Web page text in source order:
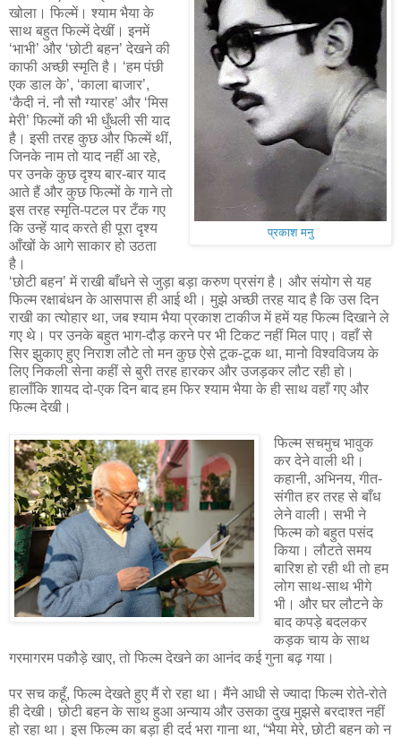
प्रकाश मनु
खोला। फिल्में। श्याम भैया के
साथ बहुत फिल्में देखीं। इनमें
‘भाभी’ और ‘छोटी बहन’ देखने की
काफी अच्छी स्मृति है। ‘हम पंछी
एक डाल के’, ‘काला बाजार’,
‘कैदी नं. नौ सौ ग्यारह’ और ‘मिस
मेरी’ फिल्मों की भी धुँधली सी याद
है। इसी तरह कुछ और फिल्में थीं,
जिनके नाम तो याद नहीं आ रहे,
पर उनके कुछ दृश्य बार-बार याद
आते हैं और कुछ फिल्मों के गाने तो
इस तरह स्मृति-पटल पर टँक गए
कि उन्हें याद करते ही पूरा दृश्य
आँखों के आगे साकार हो उठता
है।
‘छोटी बहन’ में राखी बाँधने से जुड़ा बड़ा करुण प्रसंग है। और संयोग से यह
फिल्म रक्षाबंधन के आसपास ही आई थी। मुझे अच्छी तरह याद है कि उस दिन
राखी का त्योहार था, जब श्याम भैया प्रकाश टाकीज में हमें यह फिल्म दिखाने ले
गए थे। पर उनके बहुत भाग-दौड़ करने पर भी टिकट नहीं मिल पाए। वहाँ से
सिर झुकाए हुए निराश लौटे तो मन कुछ ऐसे टूक-टूक था, मानो विश्वविजय के
लिए निकली सेना कहीं से बुरी तरह हारकर और उजड़कर लौट रही हो।
हालाँकि शायद दो-एक दिन बाद हम फिर श्याम भैया के ही साथ वहाँ गए और
फिल्म देखी।
फिल्म सचमुच भावुक
कर देने वाली थी।
कहानी, अभिनय, गीत-
संगीत हर तरह से बाँध
लेने वाली। सभी ने
फिल्म को बहुत पसंद
किया। लौटते समय
बारिश हो रही थी तो हम
लोग साथ-साथ भीगे
भी। और घर लौटने के
बाद कपड़े बदलकर
कड़क चाय के साथ
गरमागरम पकौड़े खाए, तो फिल्म देखने का आनंद कई गुना बढ़ गया।
पर सच कहूँ, फिल्म देखते हुए मैं रो रहा था। मैंने आधी से ज्यादा फिल्म रोते-रोते
ही देखी। छोटी बहन के साथ हुआ अन्याय और उसका दुख मुझसे बरदाश्त नहीं
हो रहा था। इस फिल्म का बड़ा ही दर्द भरा गाना था, “भैया मेरे, छोटी बहन को न